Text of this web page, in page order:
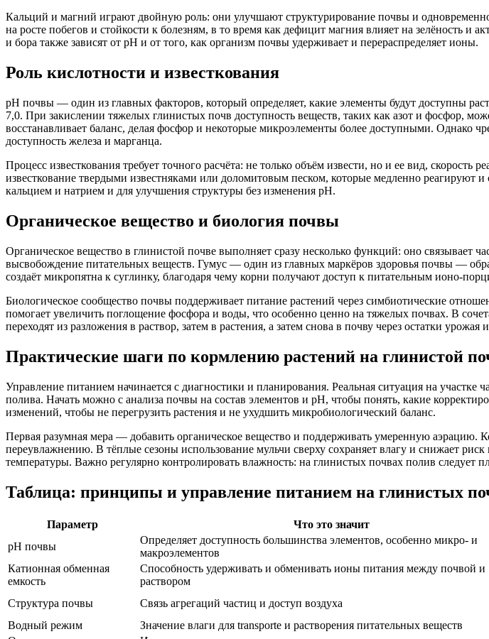
Кальций и магний играют двойную роль: они улучшают структурирование почвы и
на росте побегов и стойкости к болезням, в то время как дефицит магния влияет на зелёность
и бора также зависят от pH и от того, как организм почвы удерживает и перераспределяет ионы.
Роль кислотности и известкования
pH почвы — один из главных факторов, который определяет, какие элементы будут доступны
7,0. При закислении тяжелых глинистых почв доступность веществ, таких как азот и фосфор,
восстанавливает баланс, делая фосфор и некоторые микроэлементы более доступными. Однако
доступность железа и марганца.
Процесс известкования требует точного расчёта: не только объём извести, но и ее вид,
известкование твердыми известняками или доломитовым песком, которые медленно
кальцием и натрием и для улучшения структуры без изменения рН.
Органическое вещество и биология почвы
Органическое вещество в глинистой почве выполняет сразу несколько функций: оно связывает
высвобождение питательных веществ. Гумус — один из главных маркёров здоровья почвы —
создаёт микропятна к суглинку, благодаря чему корни получают доступ к питательным ионо-
Биологическое сообщество почвы поддерживает питание растений через симбиотические
помогает увеличить поглощение фосфора и воды, что особенно ценно на тяжелых почвах. В
переходят из разложения в раствор, затем в растения, а затем снова в почву через остатки урожая
Практические шаги по кормлению растений на глинистой
Управление питанием начинается с диагностики и планирования. Реальная ситуация на
полива. Начать можно с анализа почвы на состав элементов и pH, чтобы понять, какие
изменений, чтобы не перегрузить растения и не ухудшить микробиологический баланс.
Первая разумная мера — добавить органическое вещество и поддерживать умеренную
переувлажнению. В тёплые сезоны использование мульчи сверху сохраняет влагу и снижает
температуры. Важно регулярно контролировать влажность: на глинистых почвах полив следует
Таблица: принципы и управление питанием на глинистых
Параметр Что это значит
pH почвы
Определяет доступность большинства элементов, особенно микро- и
макроэлементов
Катионная обменная
емкость
Способность удерживать и обменивать ионы питания между почвой и
раствором
Структура почвы Связь агрегаций частиц и доступ воздуха
Водный режим
Значение влаги для transporte и растворения питательных веществ